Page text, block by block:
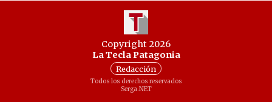
Copyright 2026
La Tecla Patagonia
Redacción
Todos los derechos reservados
Serga.NET